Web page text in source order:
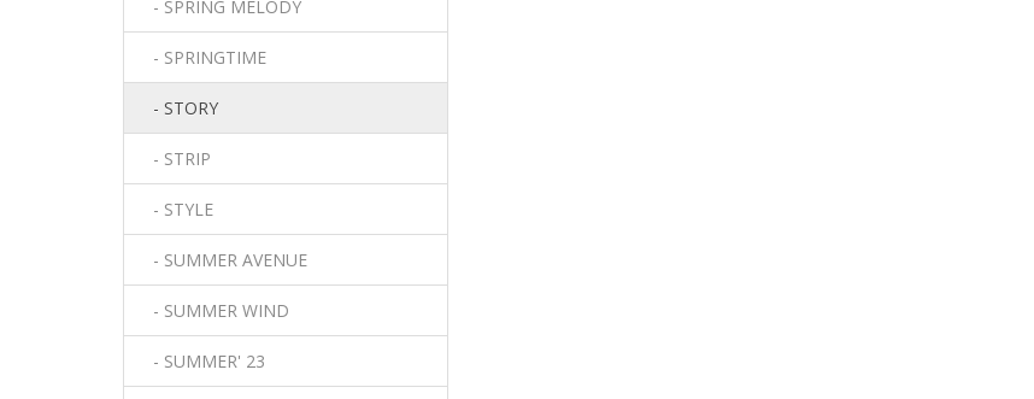
- SPRING MELODY
- SPRINGTIME
- STORY
- STRIP
- STYLE
- SUMMER AVENUE
- SUMMER WIND
- SUMMER' 23